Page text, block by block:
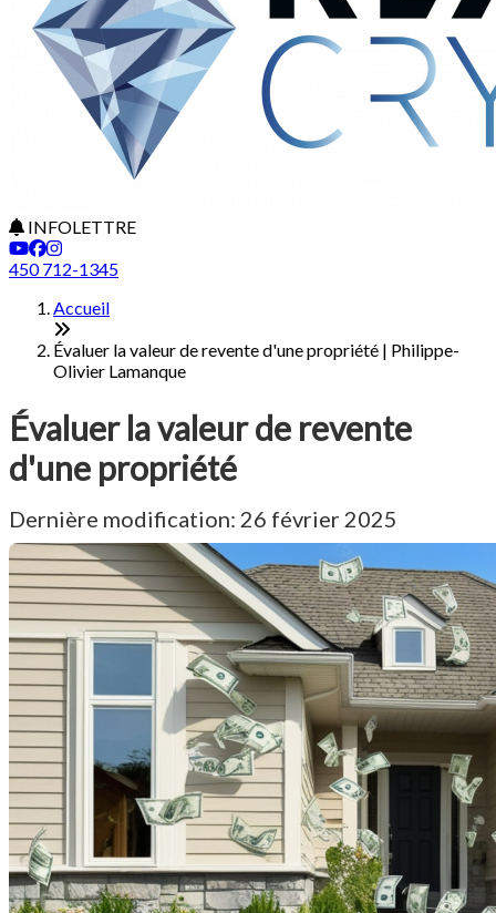
INFOLETTRE
450 712-1345
Accueil
Évaluer la valeur de revente d'une propriété | Philippe-
Olivier Lamanque
Évaluer la valeur de revente
d'une propriété
Dernière modification: 26 février 2025